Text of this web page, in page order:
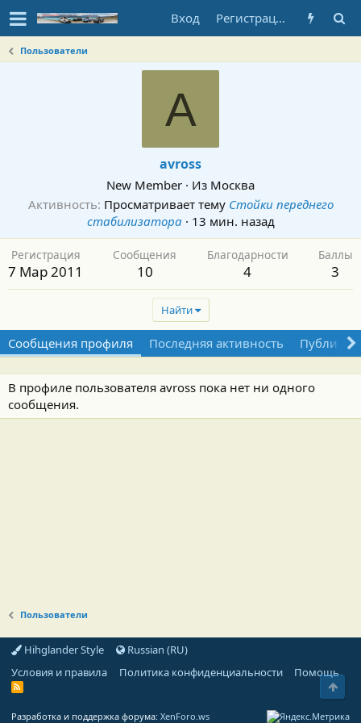
Вход Регистрация
Пользователи
A
avross
New Member · Из Москва
Активность Просматривает тему Стойки переднего
стабилизатора · 13 мин. назад
Регистрация
7 Мар 2011
Сообщения
10
Благодарности
4
Баллы
3
Найти
Сообщения профиля Последняя активность
В профиле пользователя avross пока нет ни одного
сообщения.
Пользователи
Hihglander Style
Russian (RU)
Условия и правила
Политика конфиденциальности Помощь
R
Разработка и поддержка форума: XenForo.ws